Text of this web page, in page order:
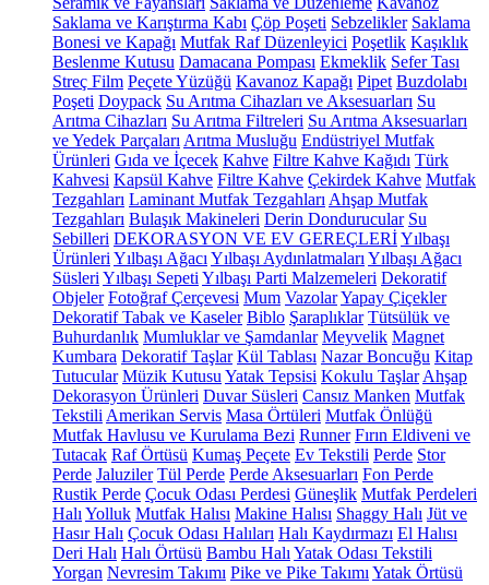
Saklama ve Karıştırma Kabı Çöp Poşeti Sebzelikler Saklama
Bonesi ve Kapağı Mutfak Raf Düzenleyici Poşetlik Kaşıklık
Beslenme Kutusu Damacana Pompası Ekmeklik Sefer Tası
Streç Film Peçete Yüzüğü Kavanoz Kapağı Pipet Buzdolabı
Poşeti Doypack Su Arıtma Cihazları ve Aksesuarları Su
Arıtma Cihazları Su Arıtma Filtreleri Su Arıtma Aksesuarları
ve Yedek Parçaları Arıtma Musluğu Endüstriyel Mutfak
Ürünleri Gıda ve İçecek Kahve Filtre Kahve Kağıdı Türk
Kahvesi Kapsül Kahve Filtre Kahve Çekirdek Kahve Mutfak
Tezgahları Laminant Mutfak Tezgahları Ahşap Mutfak
Tezgahları Bulaşık Makineleri Derin Dondurucular Su
Sebilleri DEKORASYON VE EV GEREÇLERİYılbaşı
Ürünleri Yılbaşı Ağacı Yılbaşı Aydınlatmaları Yılbaşı Ağacı
Süsleri Yılbaşı Sepeti Yılbaşı Parti Malzemeleri Dekoratif
Objeler Fotoğraf Çerçevesi Mum VazolarYapay Çiçekler
Dekoratif Tabak ve Kaseler Biblo Şaraplıklar Tütsülük ve
Buhurdanlık Mumluklar ve Şamdanlar Meyvelik Magnet
Kumbara Dekoratif Taşlar Kül Tablası Nazar Boncuğu Kitap
Tutucular Müzik Kutusu Yatak Tepsisi Kokulu Taşlar Ahşap
Dekorasyon Ürünleri Duvar Süsleri Cansız Manken Mutfak
Tekstili Amerikan Servis Masa Örtüleri Mutfak Önlüğü
Mutfak Havlusu ve Kurulama Bezi Runner Fırın Eldiveni ve
Tutacak Raf Örtüsü Kumaş Peçete Ev Tekstili Perde Stor
Perde Jaluziler Tül Perde Perde Aksesuarları Fon Perde
Rustik Perde Çocuk Odası Perdesi Güneşlik Mutfak Perdeleri
Halı Yolluk Mutfak Halısı Makine Halısı Shaggy Halı Jüt ve
Hasır Halı Çocuk Odası Halıları Halı Kaydırmazı El Halısı
Deri Halı Halı Örtüsü Bambu Halı Yatak Odası Tekstili
Yorgan Nevresim Takımı Pike ve Pike Takımı Yatak Örtüsü